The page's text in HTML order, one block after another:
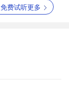
免费试听更多